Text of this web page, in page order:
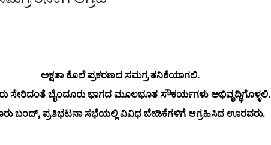
ಅಕ್ಷತಾ ಕೊಲೆ ಪ್ರಕರಣದ ಸಮಗ್ರ ತನಿಕೆಯಾಗಲಿ.
ಸೇರಿದಂತೆ ಬೈಂದೂರು ಭಾಗದ ಮೂಲಭೂತ ಸೌಕರ್ಯಗಳು ಅಭಿವೃದ್ಧಿಗೊಳ್ಳಲಿ.
ಬಂದ್, ಪ್ರತಿಭಟನಾ ಸಭೆಯಲ್ಲಿ ವಿವಿಧ ಬೇಡಿಕೆಗಳಿಗೆ ಆಗ್ರಹಿಸಿದ ಊರವರು.